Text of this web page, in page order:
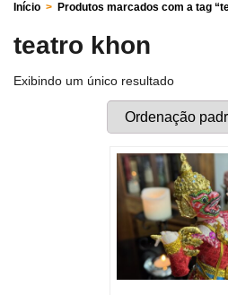
Início > Produtos marcados com a tag
teatro khon
Exibindo um único resultado